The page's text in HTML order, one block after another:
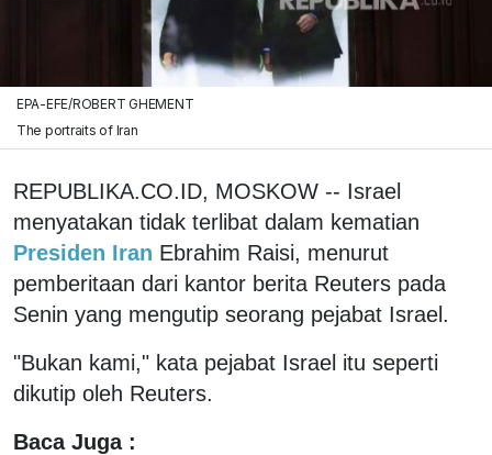
EPA-EFE/ROBERT GHEMENT
The portraits of Iran
REPUBLIKA.CO.ID, MOSKOW -- Israel
menyatakan tidak terlibat dalam kematian
Presiden Iran Ebrahim Raisi, menurut
pemberitaan dari kantor berita Reuters pada
Senin yang mengutip seorang pejabat Israel.
"Bukan kami," kata pejabat Israel itu seperti
dikutip oleh Reuters.
Baca Juga :